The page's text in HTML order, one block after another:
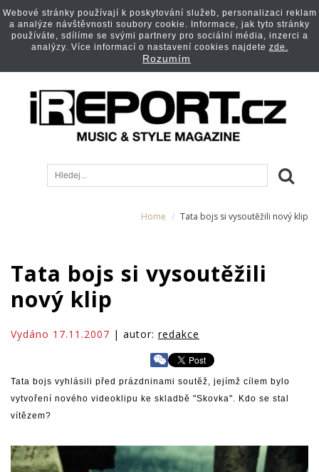
Home Tata bojs si vysoutěžili nový klip
Tata bojs si vysoutěžili
nový klip
Vydáno 17.11.2007 | autor: redakce
Tata bojs vyhlásili před prázdninami soutěž, jejímž cílem bylo
vytvoření nového videoklipu ke skladbě "Skovka". Kdo se stal
vítězem?
Webové stránky používají k poskytování služeb, personalizaci reklam
a analýze návštěvnosti soubory cookie. Informace, jak tyto stránky
používáte, sdílíme se svými partnery pro sociální média, inzerci a
analýzy. Více informací o nastavení cookies najdete zde.
Rozumím